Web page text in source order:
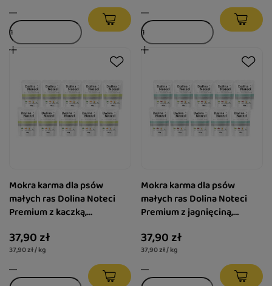
Mokra karma dla psów
małych ras Dolina Noteci
Premium z kaczką,
zestaw 10 x 100 g
37,90 zł
37,90 zł / kg
Mokra karma dla psów
małych ras Dolina Noteci
Premium z jagnięciną,
10 x 100 g
37,90 zł
37,90 zł / kg